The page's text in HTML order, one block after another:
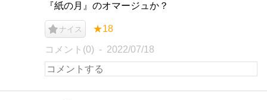
『紙の月』のオマージュか？
ナイス ★18
コメント(0) 2022/07/18